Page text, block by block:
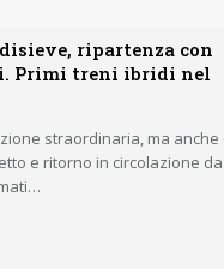
ripartenza con
Primi treni ibridi nel
straordinaria, ma anche
e ritorno in circolazione da